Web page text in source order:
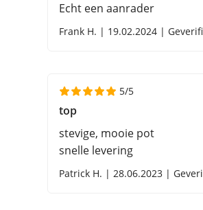
Echt een aanrader
Frank H. | 19.02.2024 |
5/5
top
stevige, mooie pot
snelle levering
Patrick H. | 28.06.2023 |